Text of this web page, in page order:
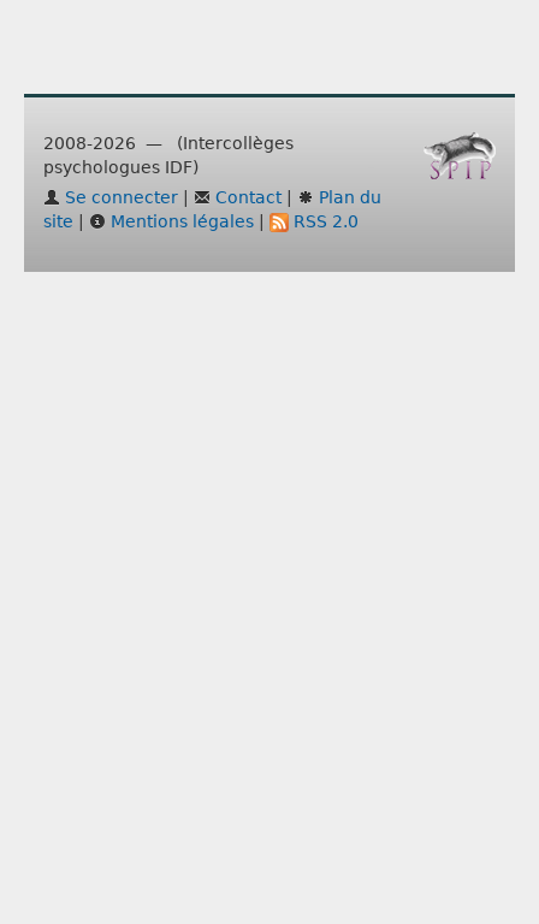
2008-2026 — (Intercollèges
psychologues IDF)
Se connecter | Contact|
Plan du
site | Mentions légales | RSS 2.0